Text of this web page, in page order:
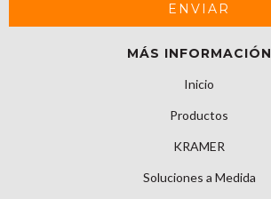
MÁS INFORMACIÓN
Inicio
Productos
KRAMER
Soluciones a Medida